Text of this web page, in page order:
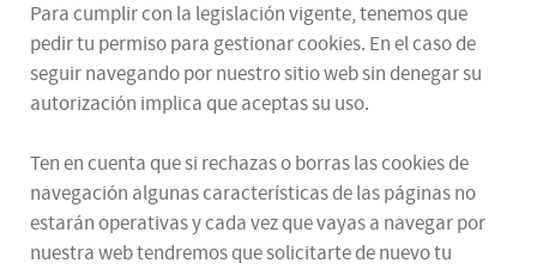
Para cumplir con la legislación vigente, tenemos que
pedir tu permiso para gestionar cookies. En el caso de
seguir navegando por nuestro sitio web sin denegar su
autorización implica que aceptas su uso.
Ten en cuenta que si rechazas o borras las cookies de
navegación algunas características de las páginas no
estarán operativas y cada vez que vayas a navegar por
nuestra web tendremos que solicitarte de nuevo tu